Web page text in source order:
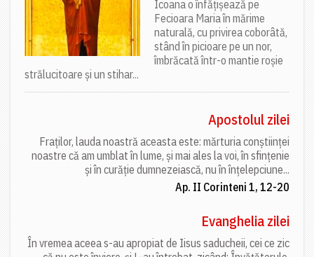
Icoana o înfățișează pe
Fecioara Maria în mărime
naturală, cu privirea coborâtă,
stând în picioare pe un nor,
îmbrăcată într-o mantie roșie
strălucitoare și un stihar...
Apostolul zilei
Fraților, lauda noastră aceasta este: mărturia conștiinței
noastre că am umblat în lume, și mai ales la voi, în sfințenie
și în curăție dumnezeiască, nu în înțelepciune...
Ap. II Corinteni 1, 12-20
Evanghelia zilei
În vremea aceea s-au apropiat de Iisus saducheii, cei ce zic